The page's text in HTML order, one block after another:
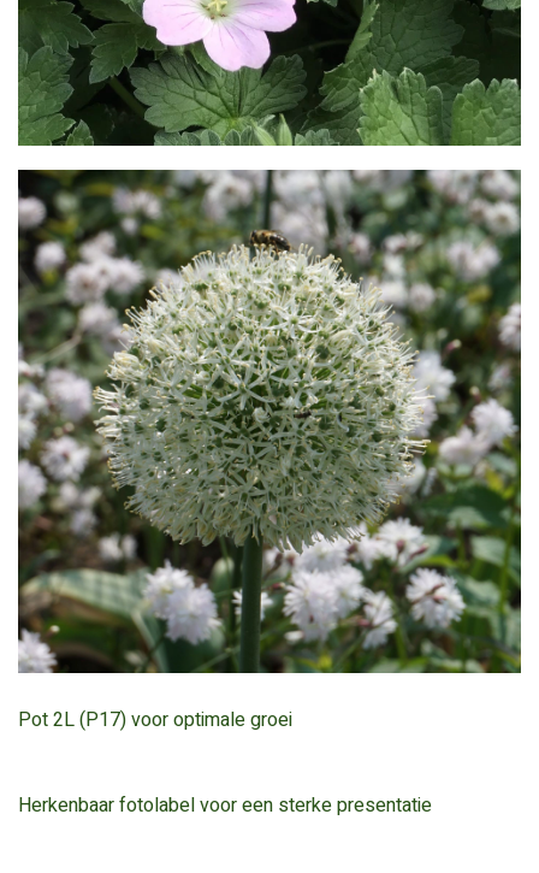
Pot 2L (P17) voor optimale groei
Herkenbaar fotolabel voor een sterke presentatie